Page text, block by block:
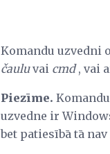
Komandu uzvedni
čauluvai cmd, vai
Piezīme.
uzvedne ir
bet patiesībā tā nav